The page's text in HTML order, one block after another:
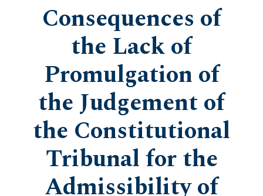
Consequences of
the Lack of
Promulgation of
the Judgement of
the Constitutional
Tribunal for the
Admissibility of